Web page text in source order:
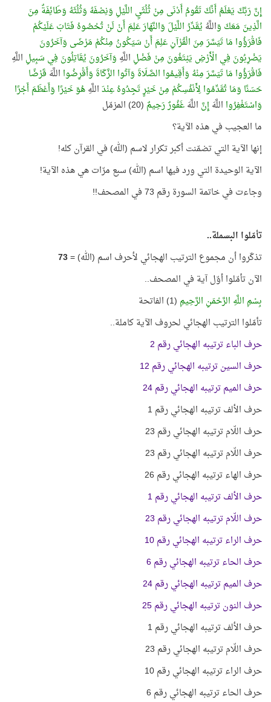
إِنَّ رَبَّكَ يَعْلَمُ أَنَّكَ تَقُومُ أَدْنَى مِنْ ثُلُثَيِ اللَّيْلِ وَنِصْفَهُ وَثُلُثَهُ وَطَائِفَةٌ مِنَ
الَّذِينَ مَعَكَ وَاللَّهُ يُقَدِّرُ اللَّيْلَ وَالنَّهَارَ عَلِمَ أَنْ لَنْ تُحْصُوهُ فَتَابَ عَلَيْكُمْ
فَاقْرَؤُوا مَا تَيَسَّرَ مِنَ الْقُرْآنِ عَلِمَ أَنْ سَيَكُونُ مِنْكُمْ مَرْضَى وَآخَرُونَ
يَضْرِبُونَ فِي الْأَرْضِ يَبْتَغُونَ مِنْ فَضْلِ اللَّهِ وَآخَرُونَ يُقَاتِلُونَ فِي سَبِيلِ اللَّهِ
فَاقْرَؤُوا مَا تَيَسَّرَ مِنْهُ وَأَقِيمُوا الصَّلَاةَ وَآتُوا الزَّكَاةَ وَأَقْرِضُوا اللَّهَ قَرْضًا
حَسَنًا وَمَا تُقَدِّمُوا لِأَنْفُسِكُمْ مِنْ خَيْرٍ تَجِدُوهُ عِنْدَاللَّهِهُوَ خَيْرًا وَأَعْظَمَ أَجْرًا
وَاسْتَغْفِرُوا اللَّهَإِنَّ اللَّهَغَفُورٌ رَحِيمٌ (20) المزمّل
ما العجيب في هذه الآية؟
إنها الآية التي تضمّنت أكبر تكرار لاسم (الله) في القرآن كله!
الآية الوحيدة التي ورد فيها اسم (الله) سبع مرّات هي هذه الآية!
وجاءت في خاتمة السورة رقم 73 في المصحف!!
تأمّلوا البسملة..
تذكّروا أن مجموع الترتيب الهجائي لأحرف اسم (الله) =73
الآن تأمّلوا أوّل آية في المصحف..
بِسْمِ اللَّهِ الرَّحْمَنِ الرَّحِيمِ (1) الفاتحة
تأمّلوا الترتيب الهجائي لحروف الآية كاملة..
حرف الباء ترتيبه الهجائي رقم 2
حرف السين ترتيبه الهجائي رقم 12
حرف الميم ترتيبه الهجائي رقم 24
حرف الألف ترتيبه الهجائي رقم 1
حرف اللّام ترتيبه الهجائي رقم 23
حرف اللّام ترتيبه الهجائي رقم 23
حرف الهاء ترتيبه الهجائي رقم 26
حرف الألف ترتيبه الهجائي رقم 1
حرف اللّام ترتيبه الهجائي رقم 23
حرف الراء ترتيبه الهجائي رقم 10
حرف الحاء ترتيبه الهجائي رقم 6
حرف الميم ترتيبه الهجائي رقم 24
حرف النون ترتيبه الهجائي رقم 25
حرف الألف ترتيبه الهجائي رقم 1
حرف اللّام ترتيبه الهجائي رقم 23
حرف الراء ترتيبه الهجائي رقم 10
حرف الحاء ترتيبه الهجائي رقم 6